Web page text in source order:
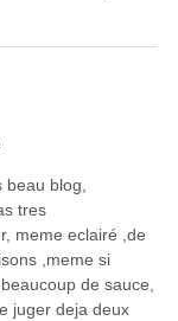
beau blog,
tres
meme eclairé ,de
,meme si
de sauce,
juger deja deux